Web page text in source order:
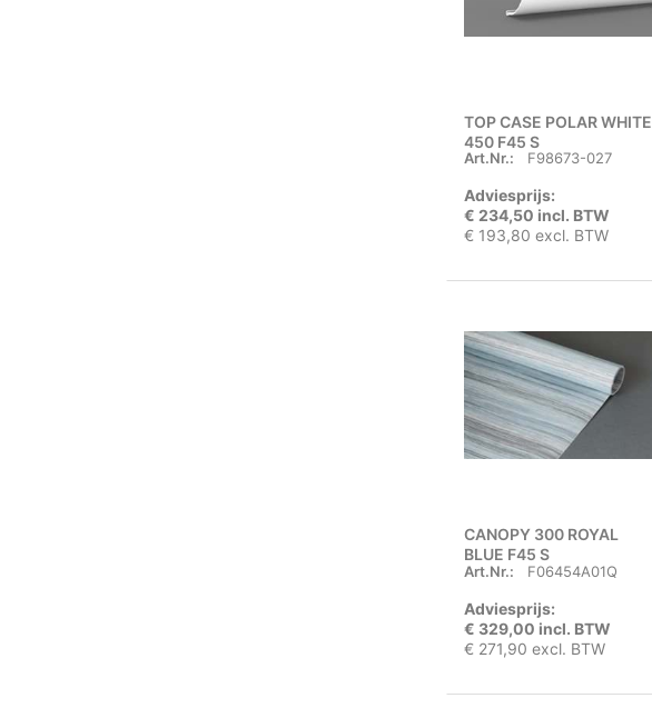
TOP CASE POLAR WHITE
450 F45 S
Art.Nr.: F98673-027
Adviesprijs:
€ 234,50 incl. BTW
€ 193,80 excl. BTW
CANOPY 300 ROYAL
BLUE F45 S
Art.Nr.: F06454A01Q
Adviesprijs:
€ 329,00 incl. BTW
€ 271,90 excl. BTW